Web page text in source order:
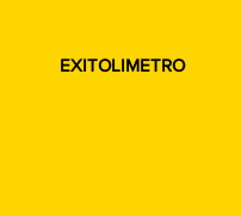
EXITOLIMETRO